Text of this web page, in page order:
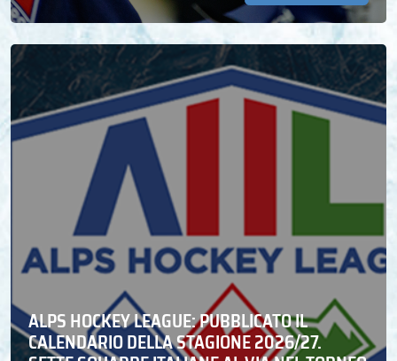
ALPS HOCKEY LEAGUE: PUBBLICATO IL
CALENDARIO DELLA STAGIONE 2026/27.